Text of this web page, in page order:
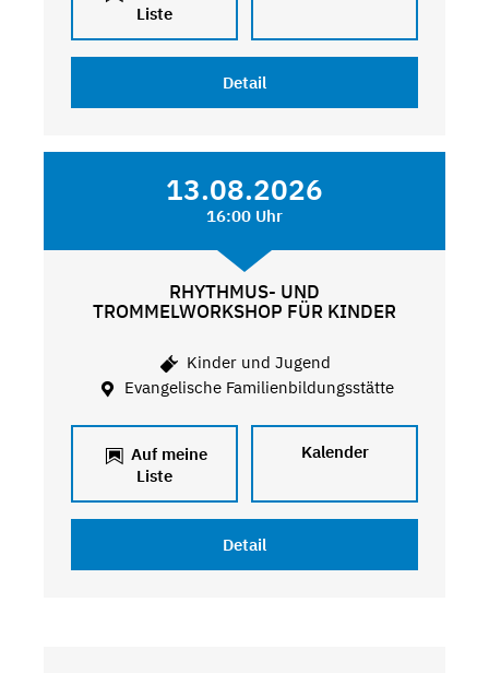
Liste
Detail
13.08.2026
16:00 Uhr
RHYTHMUS- UND
TROMMELWORKSHOP FÜR KINDER
Kinder und Jugend
Evangelische Familienbildungsstätte
Auf meine
Liste
Kalender
Detail